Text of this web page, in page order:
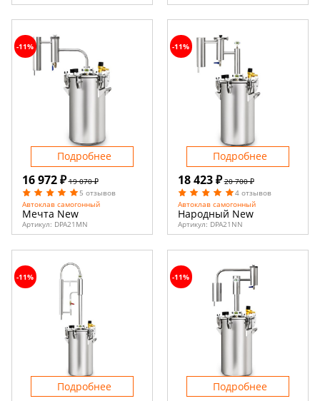
16 972 ₽ 19 070 ₽
5 отзывов
Автоклав самогонный
Мечта New
Артикул: DPA21MN
-11%
Подробнее
18 423 ₽ 20 700 ₽
4 отзывов
Автоклав самогонный
Народный New
Артикул: DPA21NN
-11%
Подробнее
-11%
Подробнее
-11%
Подробнее